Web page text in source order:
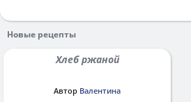
Новые рецепты
Хлеб ржаной
Автор Валентина